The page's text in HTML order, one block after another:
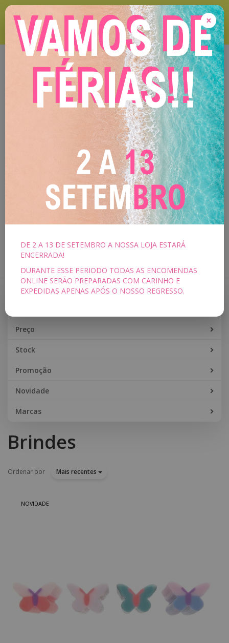
VAMOS DE FÉRIAS ! 2 A 13 DE SETEMBRO Durante este período
encomendas online serão expedidas após o nosso regresso !
Toggle
navigation
Preço
Stock
Promoção
Novidade
Marcas
Brindes
Ordenar por Mais recentes
NOVIDADE
×
DE 2 A 13 DE SETEMBRO A NOSSA LOJA ESTARÁ
ENCERRADA!
DURANTE ESSE PERIODO TODAS AS ENCOMENDAS
ONLINE SERÃO PREPARADAS COM CARINHO E
EXPEDIDAS APENAS APÓS O NOSSO REGRESSO.